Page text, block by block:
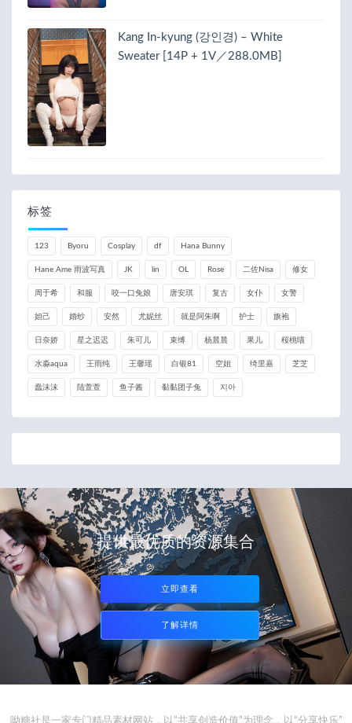
Kang In-kyung (강인경) – White
Sweater [14P + 1V／288.0MB]
标签
123 Byoru Cosplay df Hana Bunny
Hane Ame 雨波写真 JK lin OL Rose 二佐Nisa 修女
周于希 和服 咬一口兔娘 唐安琪 复古 女仆 女警
妲己 婚纱 安然 尤妮丝 就是阿朱啊 护士 旗袍
日奈娇 星之迟迟 朱可儿 束缚 杨晨晨 果儿 桜桃喵
水淼aqua 王雨纯 王馨瑶 白银81 空姐 绮里嘉 芝芝
蠢沫沫 陆萱萱 鱼子酱 黏黏团子兔 지아
提供最优质的资源集合
立即查看
了解详情
呦糖社是一家专门精品素材网站，以“共享创造价值”为理念，以“分享快乐”